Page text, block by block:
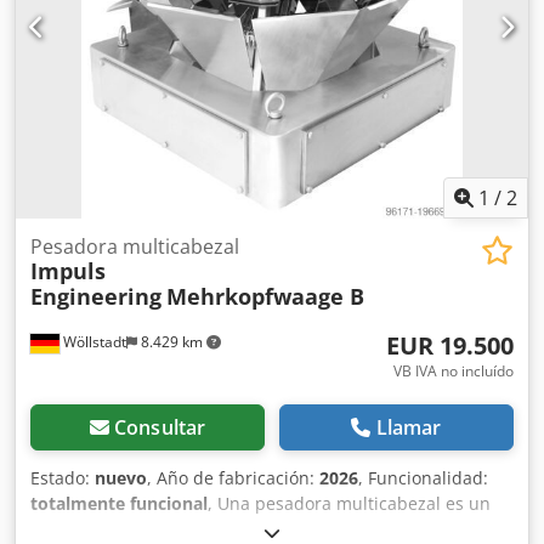
individualmente - Cambio de formato sin herramientas
Datos técnicos - Rango de pesaje: 20g a 4000g - Precisión:
hasta 0,5g, según el producto - Tolva de pesaje de 6 litros -
Velocidad máx.: 60 ciclos de pesaje/minuto - Peso: 240kg
Dcedpfx Aoya Ahveblok - Material: acero inoxidable 304 -
Conexión: 220V / 50Hz / 6A
1 /2
Wöllstadt 8.429 km
Pesadora multicabezal
Impuls
Engineering Mehrkopfwaage B
EUR 19.500
VB IVA no incluído
Consultar Llamar
Estado: nuevo, Año de fabricación: 2026, Funcionalidad:
totalmente funcional, Una pesadora multicabezal es un
sistema de pesaje de alta precisión que pesa productos